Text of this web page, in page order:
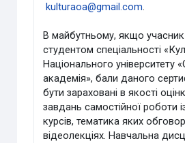
kulturaoa@gmail.com.
В майбутньому, якщо учасник
студентом спеціальності
Національного університету
академія», бали даного
бути зараховані в якості
завдань самостійної роботи
курсів, тематика яких
відеолекціях. Навчальна